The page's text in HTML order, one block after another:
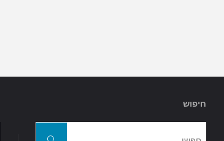
חיפוש